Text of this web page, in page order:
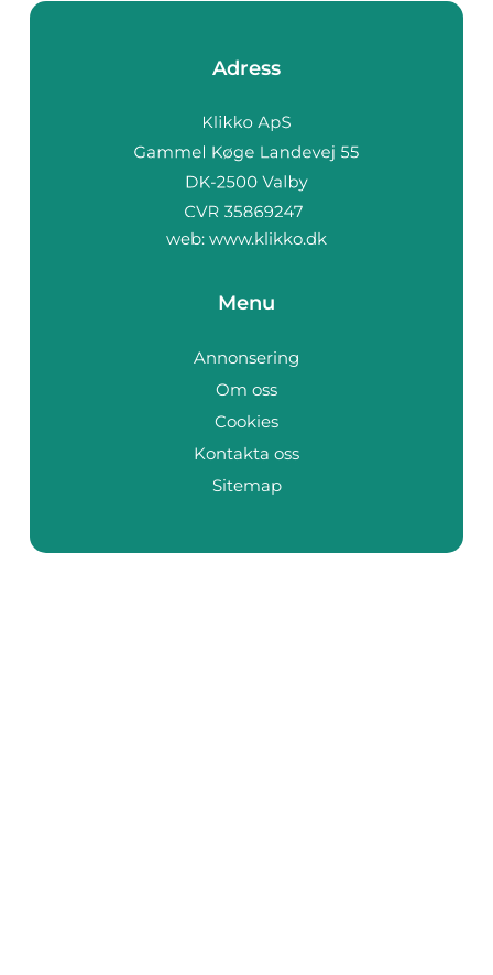
Adress
web: www.klikko.dk
Menu
Annonsering
Om oss
Cookies
Kontakta oss
Sitemap